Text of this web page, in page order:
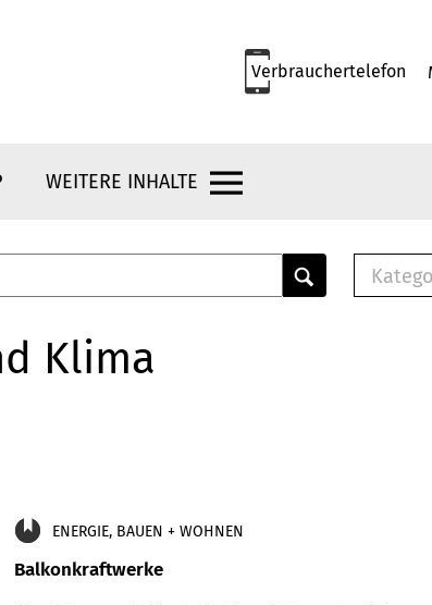
Verbrauchertelefon
WEITERE INHALTE
Klima
ENERGIE, BAUEN + WOHNEN
Balkonkraftwerke